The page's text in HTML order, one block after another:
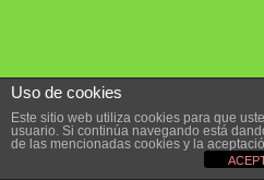
Uso de cookies
Este sitio web utiliza cookies para que
usuario. Si continúa navegando está
de las mencionadas cookies y la